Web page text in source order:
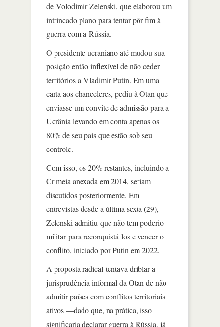
de Volodimir Zelenski, que elaborou um
intrincado plano para tentar pôr fim à
guerra com a Rússia.
O presidente ucraniano até mudou sua
posição então inflexível de não ceder
territórios a Vladimir Putin. Em uma
carta aos chanceleres, pediu à Otan que
enviasse um convite de admissão para a
Ucrânia levando em conta apenas os
80% de seu país que estão sob seu
controle.
Com isso, os 20% restantes, incluindo a
Crimeia anexada em 2014, seriam
discutidos posteriormente. Em
entrevistas desde a última sexta (29),
Zelenski admitiu que não tem poderio
militar para reconquistá-los e vencer o
conflito, iniciado por Putin em 2022.
A proposta radical tentava driblar a
jurisprudência informal da Otan de não
admitir países com conflitos territoriais
ativos —dado que, na prática, isso
significaria declarar guerra à Rússia, já